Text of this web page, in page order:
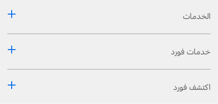
الخدمات
خدمات فورد
اكتشف فورد